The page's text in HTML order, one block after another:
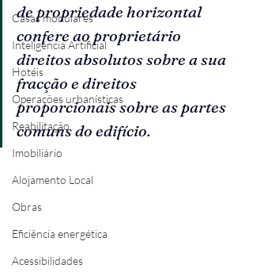
Casas modulares
Inteligência Artificial
Hotéis
Operações urbanísticas
Reabilitação
Imobiliário
Alojamento Local
Obras
Eficiência energética
Acessibilidades
de propriedade horizontal
confere ao proprietário
direitos absolutos sobre a sua
fracção e direitos
proporcionais sobre as partes
comuns do edifício.